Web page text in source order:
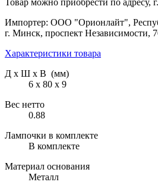
Импортер: ООО "Орионлайт",
г. Минск, проспект Независимости,
Характеристики товара
Д х Ш х В (мм)
6 х 80 х 9
Вес нетто
0.88
Лампочки в комплекте
В комплекте
Материал основания
Металл